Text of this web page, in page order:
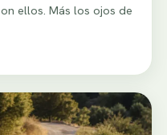
ellos. Más los ojos de